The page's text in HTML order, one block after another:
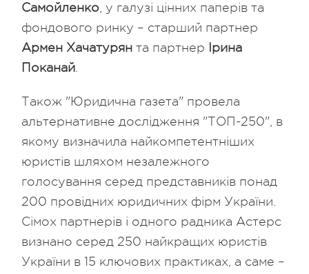
Самойленко, у галузі цінних паперів та
фондового ринку – старший партнер
Армен Хачатурян та партнер Ірина
Поканай.
Також "Юридична газета" провела
альтернативне дослідження "ТОП-250", в
якому визначила найкомпетентніших
юристів шляхом незалежного
голосування серед представників понад
200 провідних юридичних фірм України.
Cімох партнерів і одного радника Астерс
визнано cеред 250 найкращих юристів
України в 15 ключових практиках, а саме –